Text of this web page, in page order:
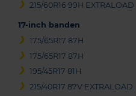
215/60R16 99H EXTRALOAD
17-inch banden
175/65R17 87H
175/65R17 87H
195/45R17 81H
215/40R17 87V EXTRALOAD